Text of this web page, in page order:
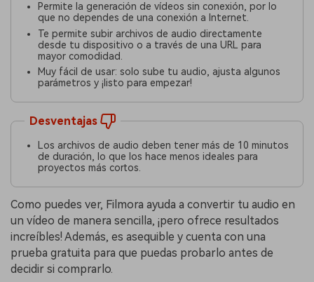
Permite la generación de vídeos sin conexión, por lo
que no dependes de una conexión a Internet.
Te permite subir archivos de audio directamente
desde tu dispositivo o a través de una URL para
mayor comodidad.
Muy fácil de usar: solo sube tu audio, ajusta algunos
parámetros y ¡listo para empezar!
Desventajas
Los archivos de audio deben tener más de 10 minutos
de duración, lo que los hace menos ideales para
proyectos más cortos.
Como puedes ver, Filmora ayuda a convertir tu audio en
un vídeo de manera sencilla, ¡pero ofrece resultados
increíbles! Además, es asequible y cuenta con una
prueba gratuita para que puedas probarlo antes de
decidir si comprarlo.